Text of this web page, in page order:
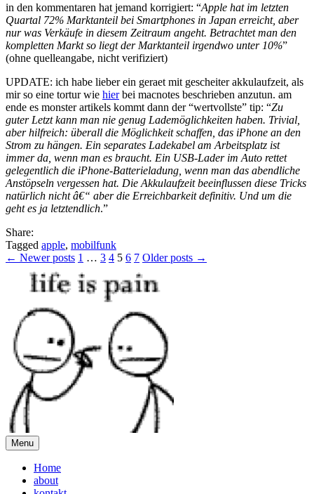
in den kommentaren hat jemand korrigiert: “Apple hat im letzten
Quartal 72% Marktanteil bei Smartphones in Japan erreicht, aber
nur was Verkäufe in diesem Zeitraum angeht. Betrachtet man den
kompletten Markt so liegt der Marktanteil irgendwo unter 10%”
(ohne quelleangabe, nicht verifiziert)
UPDATE: ich habe lieber ein geraet mit gescheiter akkulaufzeit, als
mir so eine tortur wie hierbei macnotes beschrieben anzutun. am
ende es monster artikels kommt dann der “wertvollste” tip: “Zu
guter Letzt kann man nie genug Lademöglichkeiten haben. Trivial,
aber hilfreich: überall die Möglichkeit schaffen, das iPhone an den
Strom zu hängen. Ein separates Ladekabel am Arbeitsplatz ist
immer da, wenn man es braucht. Ein USB-Lader im Auto rettet
gelegentlich die iPhone-Batterieladung, wenn man das abendliche
Anstöpseln vergessen hat. Die Akkulaufzeit beeinflussen diese Tricks
natürlich nicht â€“ aber die Erreichbarkeit definitiv. Und um die
geht es ja letztendlich.”
Share:
Tagged apple, mobilfunk
Posts
pagination
← Newer posts 1 … 3 4 5 6 7 Older posts →
Menu
Home
about